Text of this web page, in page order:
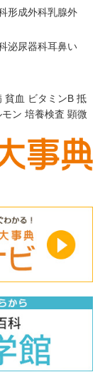
形成外科乳腺外
泌尿器科耳鼻い
貧血 ビタミンB 抵
ン 培養検査 顕微